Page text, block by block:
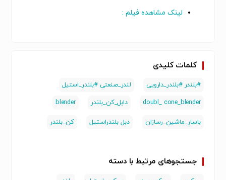
p,todb[jfv
لینک مشاهده فیلم :
کلمات کلیدی
#بلندر #بلندر_دارویی
لندر_صنعتی #بلندر_استیل
doubl_ cone_blender
دابل_کن_بلندر blender
باسار_ماشین_رسازان دبل بلندراستیل کن_بلندر
جستجوهای مرتبط با دسته